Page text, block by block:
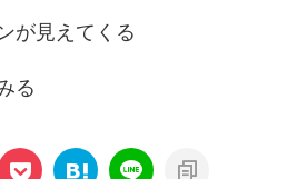
が見えてくる
る